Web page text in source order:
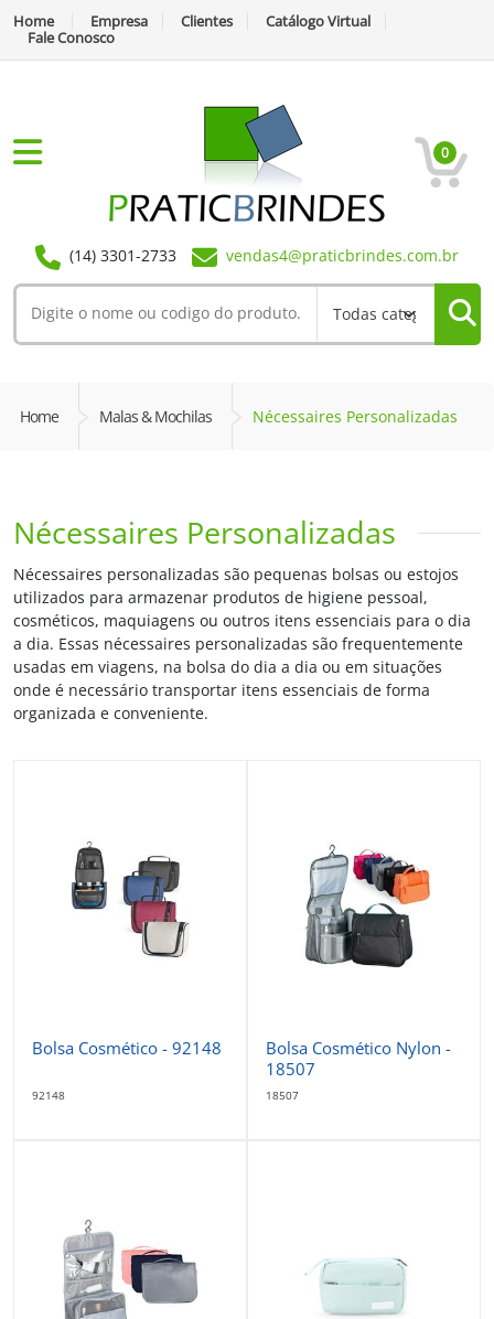
Home Empresa Clientes
Catálogo Virtual
Fale Conosco
0
(14) 3301-2733 vendas4@praticbrindes.com.br
Home Malas & Mochilas Nécessaires Personalizadas
Nécessaires Personalizadas
Nécessaires personalizadas são pequenas bolsas ou estojos
utilizados para armazenar produtos de higiene pessoal,
cosméticos, maquiagens ou outros itens essenciais para o dia
a dia. Essas nécessaires personalizadas são frequentemente
usadas em viagens, na bolsa do dia a dia ou em situações
onde é necessário transportar itens essenciais de forma
organizada e conveniente.
Bolsa Cosmético - 92148
92148
Bolsa Cosmético Nylon -
18507
18507